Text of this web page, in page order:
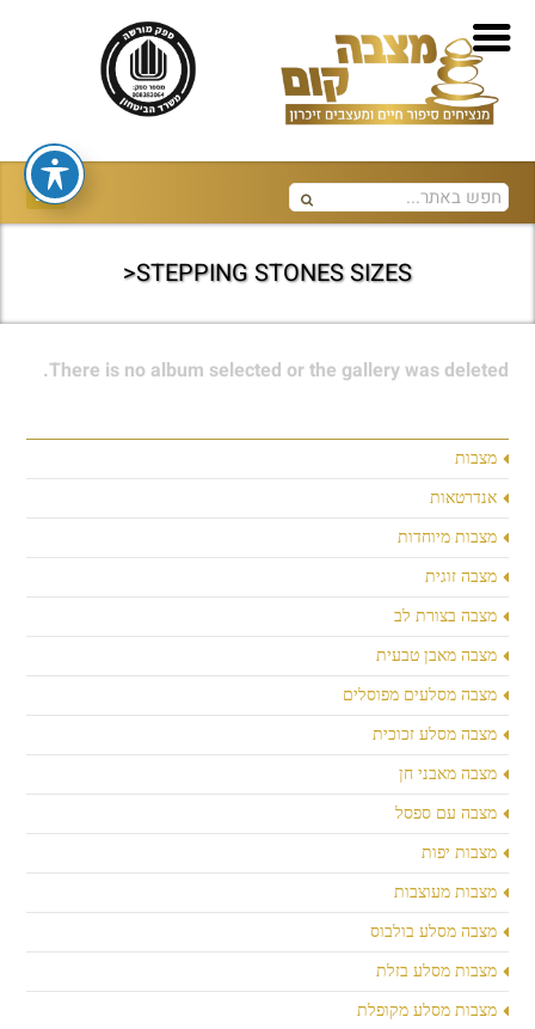
STEPPING STONES SIZES<
מצבות
אנדרטאות
מצבות מיוחדות
מצבה זוגית
מצבה בצורת לב
מצבה מאבן טבעית
מצבה מסלעים מפוסלים
מצבה מסלע זכוכית
מצבה מאבני חן
מצבה עם ספסל
מצבות יפות
מצבות מעוצבות
מצבה מסלע בולבוס
מצבות מסלע בזלת
מצבות מסלע מקופלת
There is no album selected or the gallery was deleted.